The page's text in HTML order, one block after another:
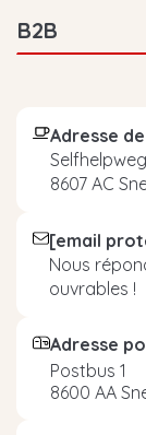
B2B
Adresse
Selfhelpweg
8607 AC
[email
Nous
ouvrables !
Adresse
Postbus 1
8600 AA